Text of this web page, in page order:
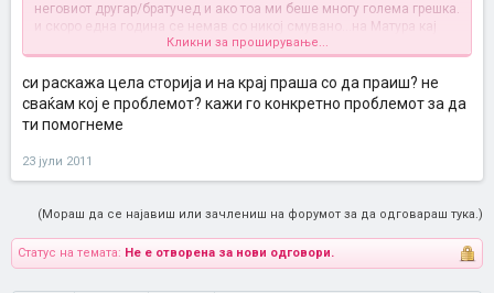
неговиот другар/братучед и ако тоа ми беше многу голема грешка.
и скоро една година се немав со никој смувано...на Матура кај
братучеда ми го запознав незјзиниот внук и тогаш мислам дека
се вљубив во него.Но точно пред еден месец бев на поседок кај
братучеда ми и тој исто така беше таму ,братучеда ми учеше а тој
ме залапа и јас во тој монент незнаев што да правами другиот
ден се смувавме...и мислам дека братучеда ми дозна за тоа
сега незнам што да правам!?
Кликни за проширување...
си раскажа цела сторија и на крај праша со да праиш? не
сваќам кој е проблемот? кажи го конкретно проблемот за да
ти помогнеме
23 јули 2011
(Мораш да се најавиш или зачлениш на форумот за да одговараш тука.)
Статус на темата: Не е отворена за нови одговори.